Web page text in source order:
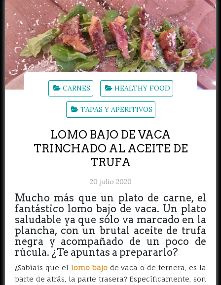
CARNES HEALTHY FOOD
TAPAS Y APERITIVOS
LOMO BAJO DE VACA
TRINCHADO AL ACEITE DE
TRUFA
20 julio 2020
Mucho más que un plato de carne, el
fantástico lomo bajo de vaca. Un plato
saludable ya que sólo va marcado en la
plancha, con un brutal aceite de trufa
negra y acompañado de un poco de
rúcula. ¿Te apuntas a prepararlo?
¿Sabíais que el lomo bajode vaca o de ternera, es la
parte de atrás, la parte trasera? Específicamente, son